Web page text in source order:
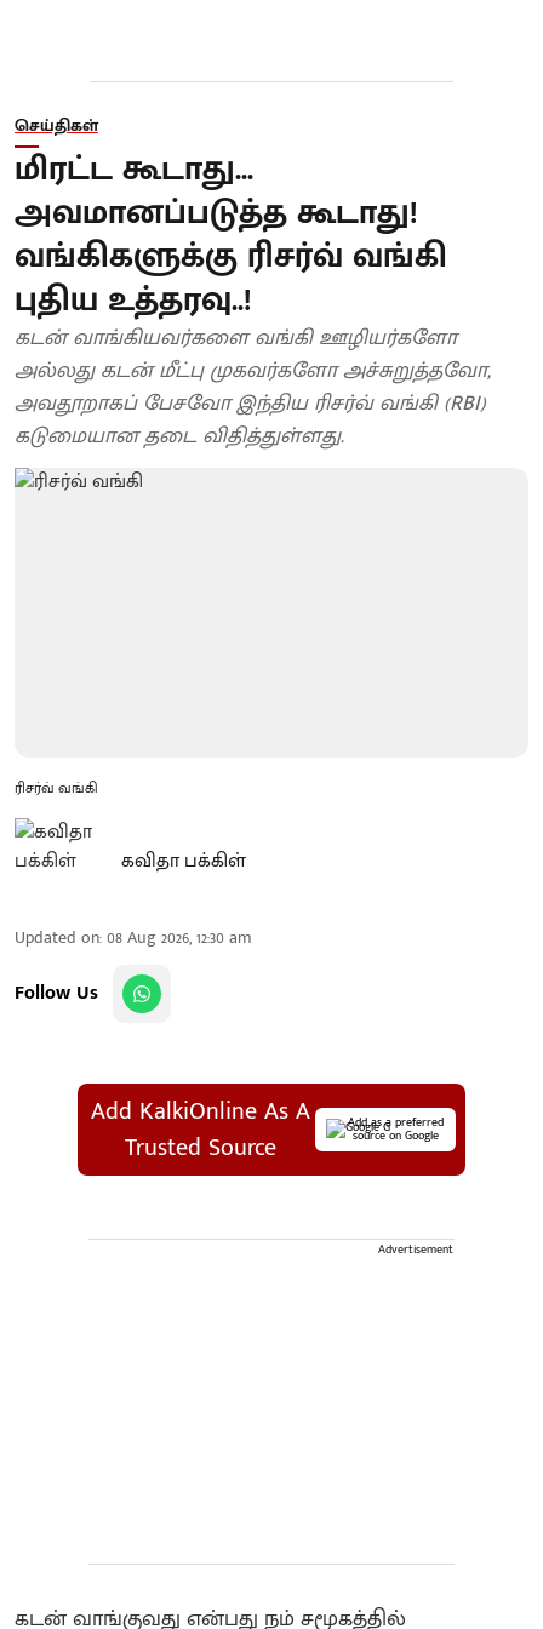
செய்திகள்
மிரட்ட கூடாது...
அவமானப்படுத்த கூடாது!
வங்கிகளுக்கு ரிசர்வ் வங்கி
புதிய உத்தரவு..!
கடன் வாங்கியவர்களை வங்கி ஊழியர்களோ
அல்லது கடன் மீட்பு முகவர்களோ அச்சுறுத்தவோ,
அவதூறாகப் பேசவோ இந்திய ரிசர்வ் வங்கி (RBI)
கடுமையான தடை விதித்துள்ளது.
ரிசர்வ் வங்கி
கவிதா பக்கிள்
Updated on:08 Aug 2026, 12:30 am
Follow Us
Add KalkiOnline As A
Trusted Source
Add as a preferred
source on Google
Advertisement
கடன் வாங்குவது என்பது நம் சமூகத்தில்